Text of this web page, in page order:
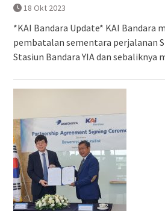
18 Okt 2023
*KAI Bandara Update* KAI Bandara
pembatalan sementara perjalanan
Stasiun Bandara YIA dan sebaliknya